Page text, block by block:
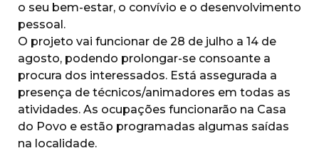
o seu bem-estar, o convívio e o desenvolvimento
pessoal.
O projeto vai funcionar de 28 de julho a 14 de
agosto, podendo prolongar-se consoante a
procura dos interessados. Está assegurada a
presença de técnicos/animadores em todas as
atividades. As ocupações funcionarão na Casa
do Povo e estão programadas algumas saídas
na localidade.